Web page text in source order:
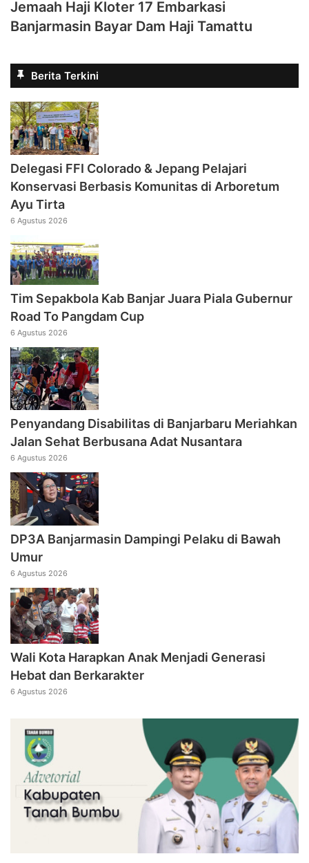
Jemaah Haji Kloter 17 Embarkasi
Banjarmasin Bayar Dam Haji Tamattu
Berita Terkini
Delegasi FFI Colorado & Jepang Pelajari
Konservasi Berbasis Komunitas di Arboretum
Ayu Tirta
6 Agustus 2026
Tim Sepakbola Kab Banjar Juara Piala Gubernur
Road To Pangdam Cup
6 Agustus 2026
Penyandang Disabilitas di Banjarbaru Meriahkan
Jalan Sehat Berbusana Adat Nusantara
6 Agustus 2026
DP3A Banjarmasin Dampingi Pelaku di Bawah
Umur
6 Agustus 2026
Wali Kota Harapkan Anak Menjadi Generasi
Hebat dan Berkarakter
6 Agustus 2026